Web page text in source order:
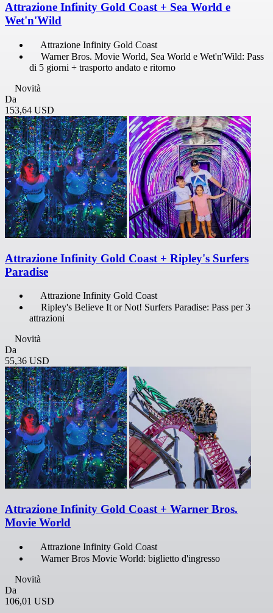
Attrazione Infinity Gold Coast + Sea World e
Wet'n'Wild
Attrazione Infinity Gold Coast
Warner Bros. Movie World, Sea World e Wet'n'Wild: Pass
di 5 giorni + trasporto andato e ritorno
Novità
Da
153,64 USD
Attrazione Infinity Gold Coast + Ripley's Surfers
Paradise
Attrazione Infinity Gold Coast
Ripley's Believe It or Not! Surfers Paradise: Pass per 3
attrazioni
Novità
Da
55,36 USD
Attrazione Infinity Gold Coast + Warner Bros.
Movie World
Attrazione Infinity Gold Coast
Warner Bros Movie World: biglietto d'ingresso
Novità
Da
106,01 USD